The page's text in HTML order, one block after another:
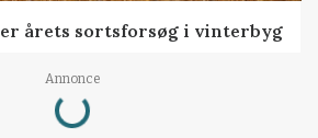
årets sortsforsøg i vinterbyg
Annonce
Loading...